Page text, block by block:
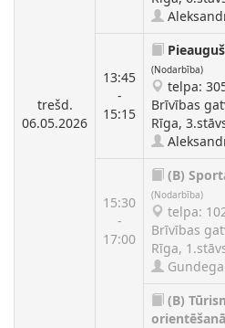
trešd.
06.05.2026
13:45
-
15:15
(Nodarbība)
telpa:
Brīvības
Rīga,
15:30
-
17:00
(B)
(Nodarbība)
telpa:
Brīvības
Rīga,
(B)